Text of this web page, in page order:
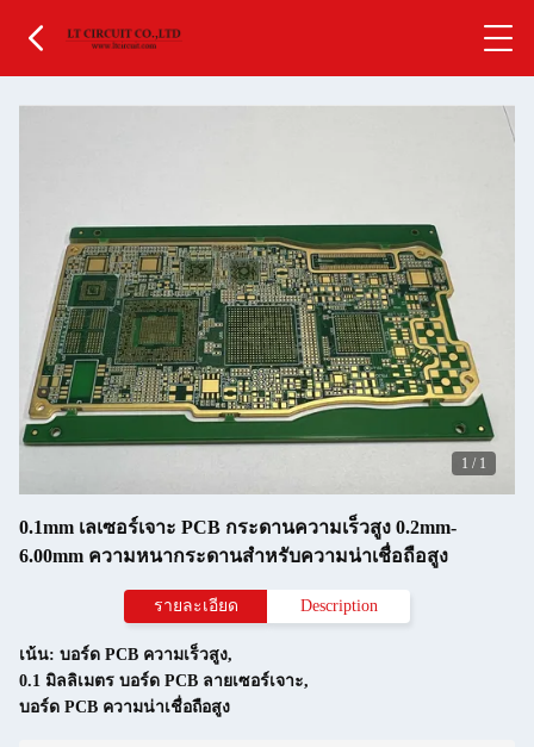
1 / 1
0.1mm เลเซอร์เจาะ PCB กระดานความเร็วสูง 0.2mm-
6.00mm ความหนากระดานสําหรับความน่าเชื่อถือสูง
รายละเอียด Description
เน้น: บอร์ด PCB ความเร็วสูง,
0.1 มิลลิเมตร บอร์ด PCB ลายเซอร์เจาะ,
บอร์ด PCB ความน่าเชื่อถือสูง